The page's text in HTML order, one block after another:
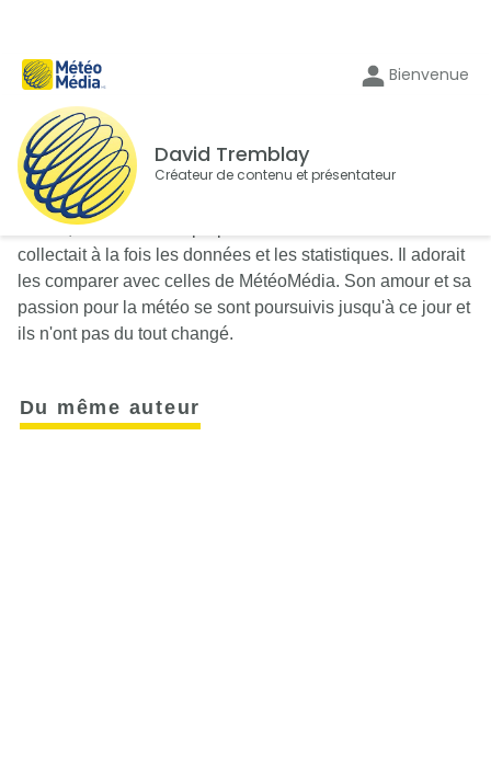
Bienvenue
David Tremblay
Créateur de contenu et présentateur
Enfant, David avait sa propre station météo à la maison. Il
collectait à la fois les données et les statistiques. Il adorait
les comparer avec celles de MétéoMédia. Son amour et sa
passion pour la météo se sont poursuivis jusqu'à ce jour et
ils n'ont pas du tout changé.
Du même auteur